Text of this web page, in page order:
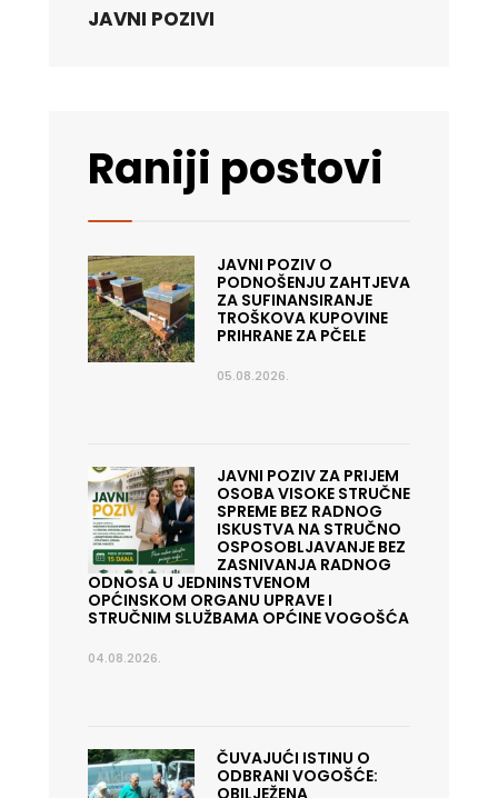
JAVNI POZIVI
Raniji postovi
JAVNI POZIV O
PODNOŠENJU ZAHTJEVA
ZA SUFINANSIRANJE
TROŠKOVA KUPOVINE
PRIHRANE ZA PČELE
05.08.2026.
JAVNI POZIV ZA PRIJEM
OSOBA VISOKE STRUČNE
SPREME BEZ RADNOG
ISKUSTVA NA STRUČNO
OSPOSOBLJAVANJE BEZ
ZASNIVANJA RADNOG
ODNOSA U JEDNINSTVENOM
OPĆINSKOM ORGANU UPRAVE I
STRUČNIM SLUŽBAMA OPĆINE VOGOŠĆA
04.08.2026.
ČUVAJUĆI ISTINU O
ODBRANI VOGOŠĆE:
OBILJEŽENA